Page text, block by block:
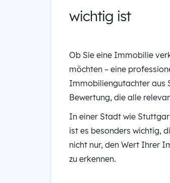
wichtig ist
Ob Sie eine Immobilie
möchten – eine
Immobiliengutachter aus
Bewertung, die alle
In einer Stadt wie
ist es besonders wichtig,
nicht nur, den Wert Ihrer
zu erkennen.